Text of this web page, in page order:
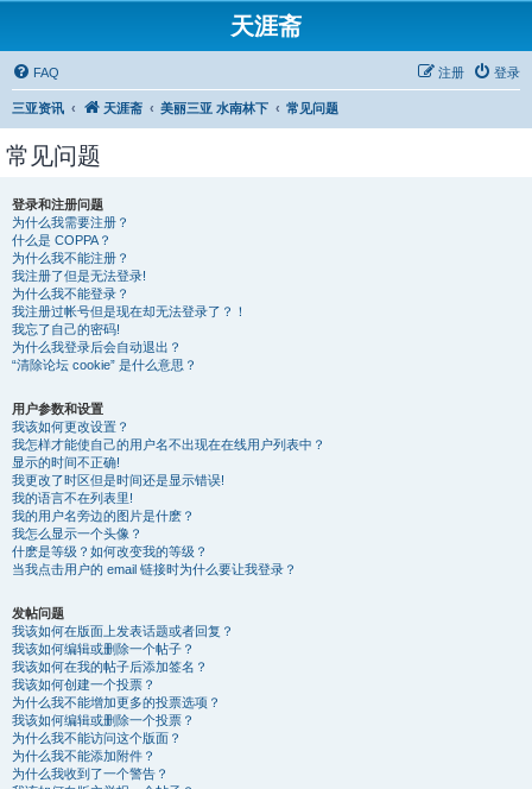
天涯斋
FAQ 登录
注册
三亚资讯 天涯斋 美丽三亚 水南林下 常见问题
常见问题
登录和注册问题
为什么我需要注册？
什么是 COPPA？
为什么我不能注册？
我注册了但是无法登录!
为什么我不能登录？
我注册过帐号但是现在却无法登录了？！
我忘了自己的密码!
为什么我登录后会自动退出？
“清除论坛 cookie” 是什么意思？
用户参数和设置
我该如何更改设置？
我怎样才能使自己的用户名不出现在在线用户列表中？
显示的时间不正确!
我更改了时区但是时间还是显示错误!
我的语言不在列表里!
我的用户名旁边的图片是什麽？
我怎么显示一个头像？
什麽是等级？如何改变我的等级？
当我点击用户的 email 链接时为什么要让我登录？
发帖问题
我该如何在版面上发表话题或者回复？
我该如何编辑或删除一个帖子？
我该如何在我的帖子后添加签名？
我该如何创建一个投票？
为什么我不能增加更多的投票选项？
我该如何编辑或删除一个投票？
为什么我不能访问这个版面？
为什么我不能添加附件？
为什么我收到了一个警告？